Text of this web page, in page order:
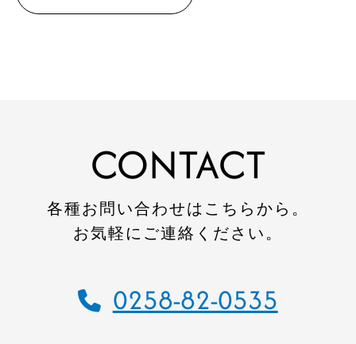
コワーキングスペース
会社案内
会社概要
CSR
採用情報
CONTACT
各種お問い合わせはこちらから。
お気軽にご連絡ください。
0258-82-0535